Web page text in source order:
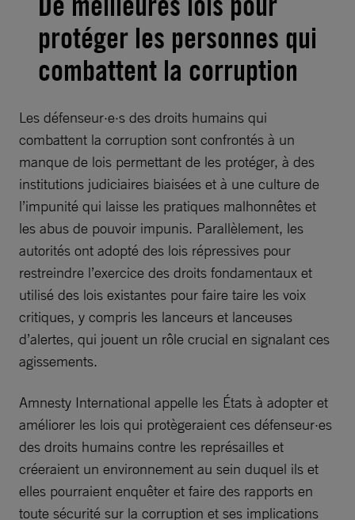
protéger les personnes qui
combattent la corruption
Les défenseur·e·s des droits humains qui
combattent la corruption sont confrontés à un
manque de lois permettant de les protéger, à des
institutions judiciaires biaisées et à une culture de
l’impunité qui laisse les pratiques malhonnêtes et
les abus de pouvoir impunis. Parallèlement, les
autorités ont adopté des lois répressives pour
restreindre l’exercice des droits fondamentaux et
utilisé des lois existantes pour faire taire les voix
critiques, y compris les lanceurs et lanceuses
d’alertes, qui jouent un rôle crucial en signalant ces
agissements.
Amnesty International appelle les États à adopter et
améliorer les lois qui protègeraient ces défenseur·es
des droits humains contre les représailles et
créeraient un environnement au sein duquel ils et
elles pourraient enquêter et faire des rapports en
toute sécurité sur la corruption et ses implications